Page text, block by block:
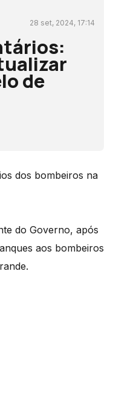
28 set, 2024, 17:14
de
dos bombeiros na
do Governo, após
aos bombeiros